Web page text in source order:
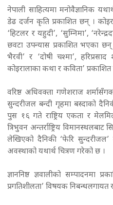
नेपाली साहित्यमा मनोवैज्ञानिक
डेढ दर्जन कृति प्रकाशित छन् ।
‘हिटलर र यहुदी’, ‘सुम्निमा’,
छवटा उपन्यास प्रकाशित भएका
भैरवी’ र ‘दोषी चश्मा’, हरिप्रसाद
कोइरालाका कथा र कविता’
वरिष्ठ अधिवक्ता गणेशराज
सुन्दरीजल बन्दी गृहमा बस्दाको
पुस १६ गते राष्ट्रिय एकता र
त्रिभुवन अन्तर्राष्ट्रिय
लेखिएको दैनिकी ‘फेरि
अवस्थाको यथार्थ चित्रण गरेको छ ।
ज्ञाननिष्ठ ज्ञवालीको सम्पादनमा
प्रगतिशीलता’ विषयक निबन्धलगायत